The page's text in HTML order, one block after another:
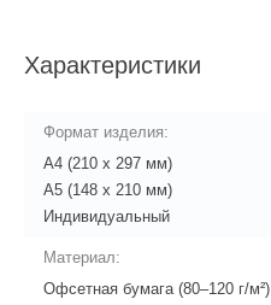
Характеристики
Формат изделия:
А4 (210 x 297 мм)
А5 (148 x 210 мм)
Индивидуальный
Материал:
Офсетная бумага (80–120 г/м²)